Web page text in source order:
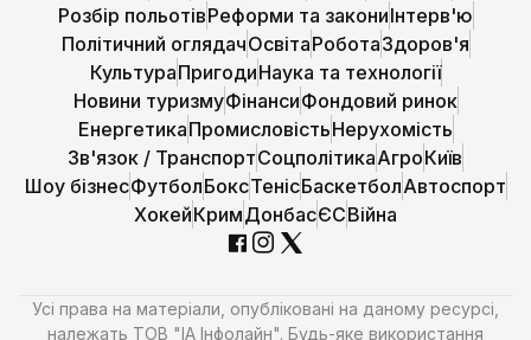
Розбір польотівРеформи та закониІнтерв'ю
Політичний оглядачОсвітаРоботаЗдоров'я
КультураПригодиНаука та технології
Новини туризмуФінансиФондовий ринок
ЕнергетикаПромисловістьНерухомість
Зв'язок / ТранспортСоцполітикаАгроКиїв
Шоу бізнесФутболБоксТенісБаскетболАвтоспорт
ХокейКримДонбасЄСВійна
Усі права на матеріали, опубліковані на даному ресурсі,
належать ТОВ "ІА Інфолайн". Будь-яке використання